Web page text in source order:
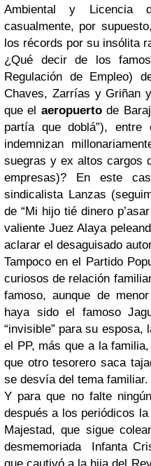
Ambiental y Licencia
casualmente, por
los récords por su insólita
¿Qué decir de los
Regulación de Empleo)
Chaves, Zarrías y Griñan
que el aeropuertode
partía que doblá”),
indemnizan
suegras y ex altos cargos
empresas)? En este
sindicalista Lanzas
de “Mi hijo tié dinero
valiente Juez Alaya
aclarar el desaguisado
Tampoco en el Partido
curiosos de relación
famoso, aunque de
haya sido el famoso
“invisible” para su esposa,
el PP, más que a la
que otro tesorero saca
se desvía del tema familiar.
Y para que no falte
después a los periódicos
Majestad, que sigue
desmemoriada Infanta